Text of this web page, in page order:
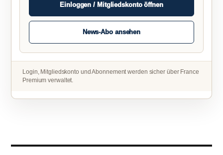
Einloggen / Mitgliedskonto öffnen
News-Abo ansehen
Login, Mitgliedskonto und Abonnement werden sicher über France
Premium verwaltet.